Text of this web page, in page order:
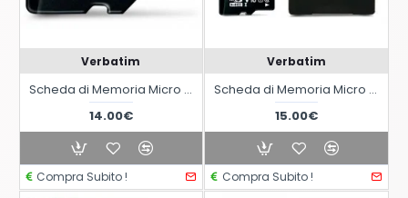
Verbatim
Scheda di Memoria Micro SDHC 16 Gb - Classe 10
14.00€
Compra Subito !
Verbatim
Scheda di Memoria Micro SDHC 16 Gb con Adattatore - Classe 10
15.00€
Compra Subito !